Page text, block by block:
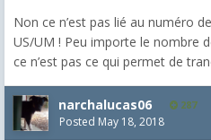
Non ce n’est pas lié au numéro
US/UM ! Peu importe le nombre
ce n’est pas ce qui permet de
narchalucas06 287
Posted May 18, 2018